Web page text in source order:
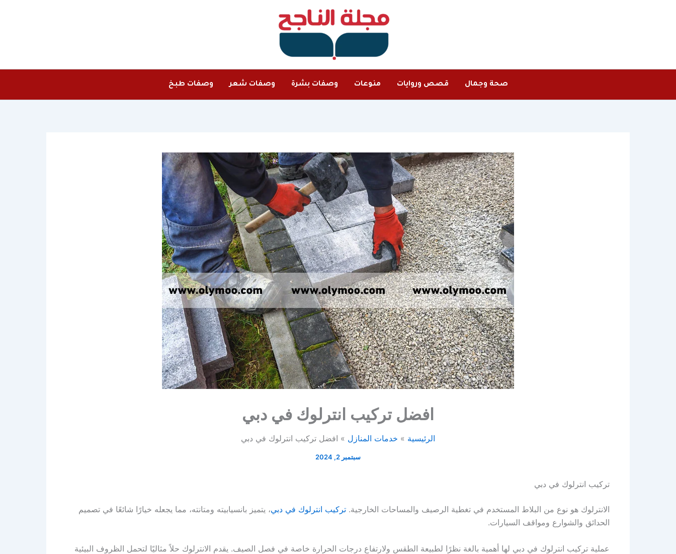
صحة وجمال قصص وروايات منوعات وصفات بشرة وصفات شعر وصفات طبخ
افضل تركيب انترلوك في دبي
الرئيسية خدمات المنازل افضل تركيب انترلوك في دبي
سبتمبر 2, 2024
تركيب انترلوك في دبي
الانترلوك هو نوع من البلاط المستخدم في تغطية الرصيف والمساحات الخارجية. تركيب انترلوك في دبي، يتميز بانسيابيته ومتانته، مما يجعله خيارًا شائعًا في تصميم
الحدائق والشوارع ومواقف السيارات.
عملية تركيب انترلوك في دبي لها أهمية بالغة نظرًا لطبيعة الطقس ولارتفاع درجات الحرارة خاصة في فصل الصيف. يقدم الانترلوك حلاً مثاليًا لتحمل الظروف البيئية